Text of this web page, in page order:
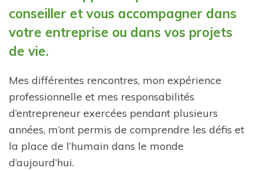
conseiller et vous accompagner dans
votre entreprise ou dans vos projets
de vie.
Mes différentes rencontres, mon expérience
professionnelle et mes responsabilités
d’entrepreneur exercées pendant plusieurs
années, m’ont permis de comprendre les défis et
la place de l’humain dans le monde
d’aujourd’hui.